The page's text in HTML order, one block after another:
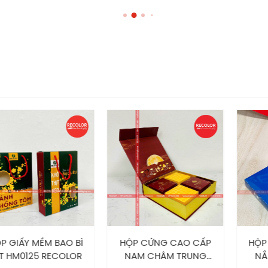
kế in ấn bao bì giấy với diện tích 2000m2 cùng nhiều
và nhiệt huyết. RECOLOR đảm bảo luôn cung cấp cho
vớiRECOLOR khách hàng sẽ nhận được nhiều ưu đãi bao
lớn
bao bì giấy thì liên hệ ngay RECOLOR để được tư vấn
MỀM BAO BÌ
RECOLOR
HỘP CỨNG CAO CẤP
NAM CHÂM TRUNG
HỘP GIẤY
NẮP GÀI